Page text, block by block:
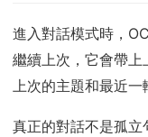
進入對話模式時，
繼續上次，它會帶
上次的主題和最近一
真正的對話不是孤